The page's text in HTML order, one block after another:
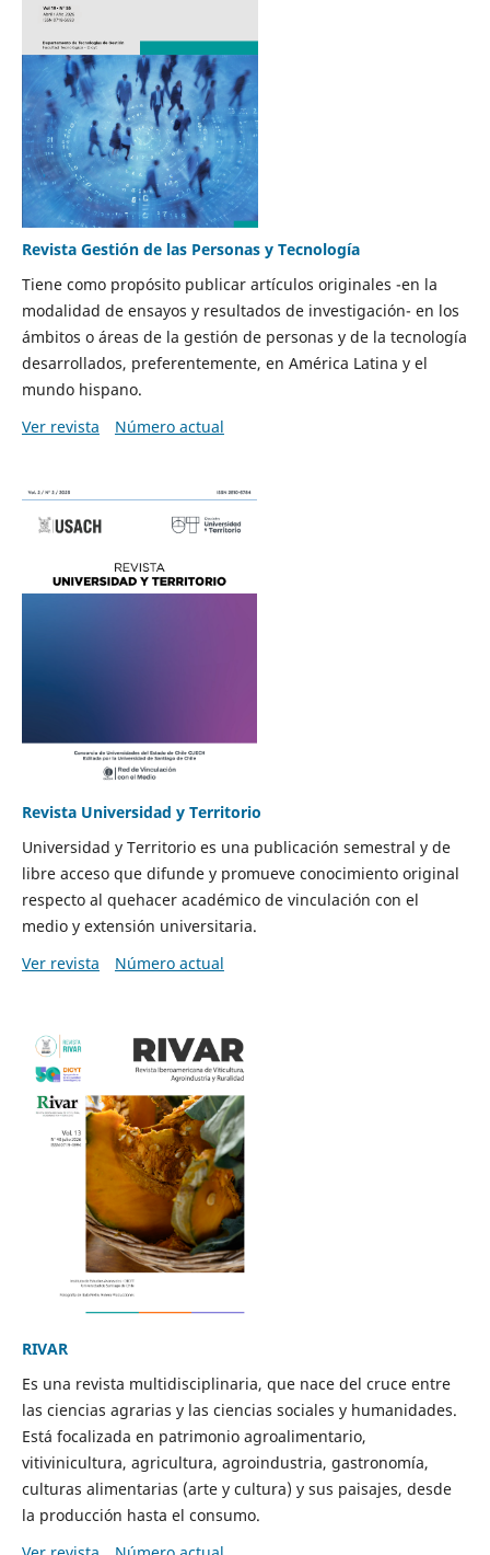
Revista Gestión de las Personas y Tecnología
Tiene como propósito publicar artículos originales -en la
modalidad de ensayos y resultados de investigación- en los
ámbitos o áreas de la gestión de personas y de la tecnología
desarrollados, preferentemente, en América Latina y el
mundo hispano.
Ver revista
Número actual
Revista Universidad y Territorio
Universidad y Territorio es una publicación semestral y de
libre acceso que difunde y promueve conocimiento original
respecto al quehacer académico de vinculación con el
medio y extensión universitaria.
Ver revista
Número actual
RIVAR
Es una revista multidisciplinaria, que nace del cruce entre
las ciencias agrarias y las ciencias sociales y humanidades.
Está focalizada en patrimonio agroalimentario,
vitivinicultura, agricultura, agroindustria, gastronomía,
culturas alimentarias (arte y cultura) y sus paisajes, desde
la producción hasta el consumo.